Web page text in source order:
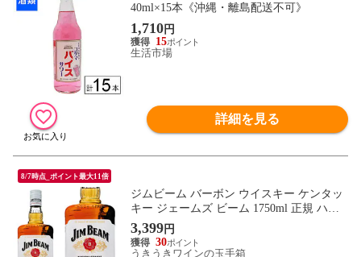
40ml×15本《沖縄・離島配送不可》
1,710円
15
生活市場
詳細を見る
8/7時点_ポイント最大11倍
ジムビーム バーボン ウイスキー ケンタッ
キー ジェームズ ビーム 1750ml 正規 ハー
ドリカー ※ラッピング不可
3,399円
30
うきうきワインの玉手箱